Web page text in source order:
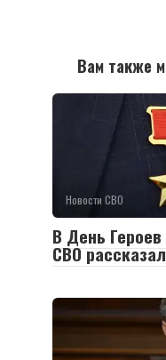
Вам также
Новости СВО
В День Героев
СВО